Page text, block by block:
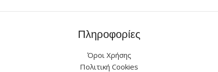
Πληροφορίες
Όροι Χρήσης
Πολιτική Cookies